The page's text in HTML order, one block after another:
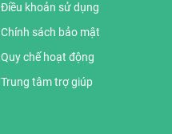
Điều khoản sử dụng
Chính sách bảo mật
Quy chế hoạt động
Trung tâm trợ giúp